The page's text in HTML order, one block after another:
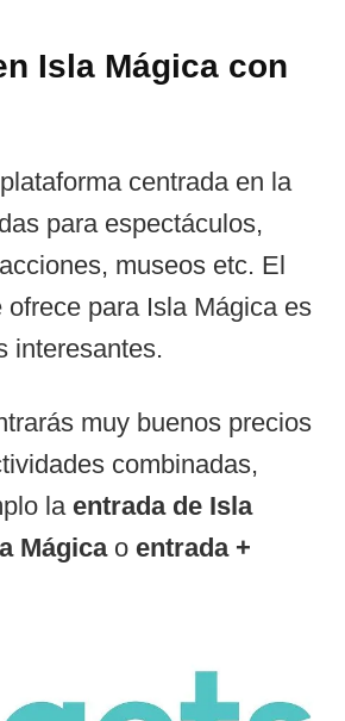
Isla Mágica con
centrada en la
para espectáculos,
museos etc. El
ofrece para Isla Mágica es
interesantes.
muy buenos precios
combinadas,
la entrada de Isla
Mágicao entrada +